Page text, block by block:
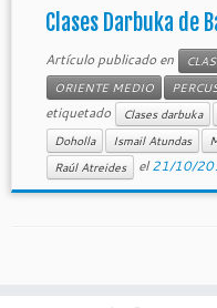
Clases Darbuka de
Artículo publicado en
ORIENTE MEDIO
etiquetado
Clases darbuka
Doholla
Ismail Atundas
Raúl Atreides
el21/10/